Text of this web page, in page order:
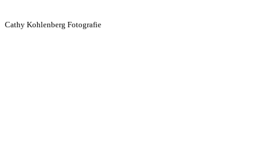
Cathy Kohlenberg Fotografie